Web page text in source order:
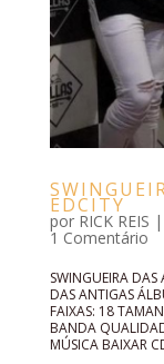
EDCITY
por RICK REIS |
1 Comentário
SWINGUEIRA
DAS ANTIGAS
FAIXAS: 18
BANDA
MÚSICA BAIXAR